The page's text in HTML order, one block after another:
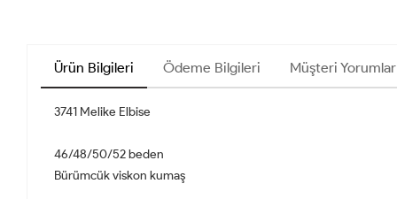
Ürün Bilgileri Ödeme Bilgileri Müşteri
3741 Melike Elbise
46/48/50/52 beden
Bürümcük viskon kumaş